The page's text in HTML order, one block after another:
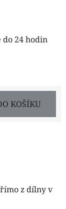
do 24 hodin
KOŠÍKU
z dílny v